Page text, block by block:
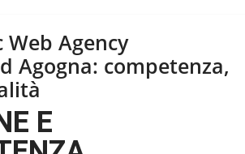
Agency
Agogna: competenza,
E